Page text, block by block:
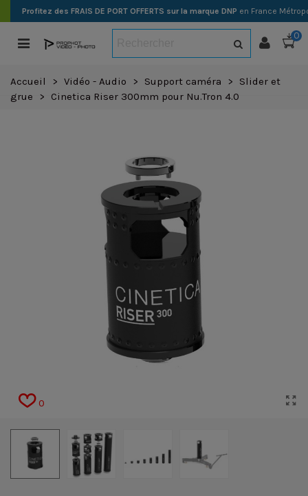
Profitez des FRAIS DE PORT OFFERTS sur la marque DNP en France
0
Accueil > Vidéo - Audio > Support caméra >
Slider et
grue
> Cinetica Riser 300mm pour Nu.Tron 4.0
0